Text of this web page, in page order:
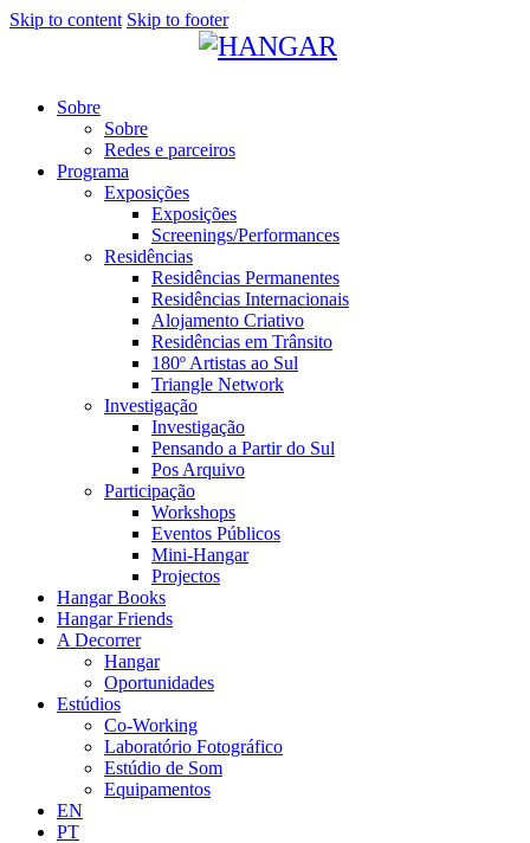
Skip to content Skip to footer
Sobre
Sobre
Redes e parceiros
Programa
Exposições
Exposições
Screenings/Performances
Residências
Residências Permanentes
Residências Internacionais
Alojamento Criativo
Residências em Trânsito
180º Artistas ao Sul
Triangle Network
Investigação
Investigação
Pensando a Partir do Sul
Pos Arquivo
Participação
Workshops
Eventos Públicos
Mini-Hangar
Projectos
Hangar Books
Hangar Friends
A Decorrer
Hangar
Oportunidades
Estúdios
Co-Working
Laboratório Fotográfico
Estúdio de Som
Equipamentos
EN
PT